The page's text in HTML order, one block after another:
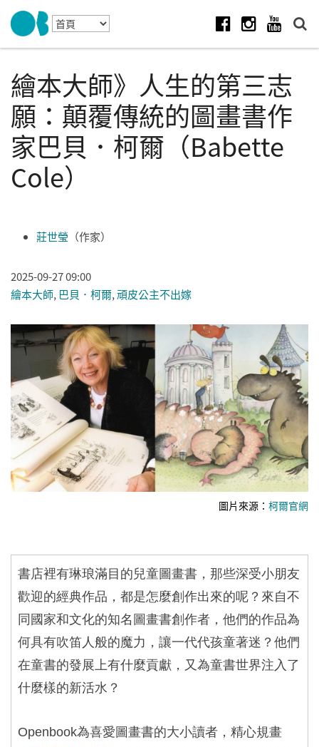
Skip to navigation
移至主內容
繪本大師》人生的第三志
願：顛覆傳統的圖畫書作
家巴貝．柯爾（Babette
Cole）
莊世瑩 （作家）
2025-09-27 09:00
繪本大師, 巴貝．柯爾,頑皮公主不出嫁
圖片來源： 柯爾官網
書店裡有琳琅滿目的兒童圖畫書，那些深受小朋友
歡迎的經典作品，都是怎麼創作出來的呢？來自不
同國家和文化的知名圖畫書創作者，他們的作品為
何具有吹笛人般的魔力，讓一代代孩童著迷？他們
在童書的發展上有什麼貢獻，又為童書世界注入了
什麼樣的新活水？
Openbook為喜愛圖畫書的大小讀者，精心規畫